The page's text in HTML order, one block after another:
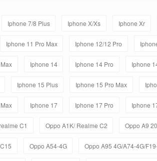
Iphone 7/8 Plus Iphone X/Xs Iphone Xr
Iphone 11 Pro Max Iphone 12/12 Pro
Iphone 14 Iphone 14 Pro Iphone
Iphone 15 Plus Iphone 15 Pro Max
Iphone 17 Iphone 17 Pro Iphone
C1 Oppo A1K/ Realme C2 Oppo A9
Oppo A54-4G Oppo A95 4G/A74-4G/